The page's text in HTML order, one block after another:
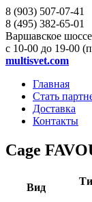
8 (903) 507-07-41
8 (495) 382-65-01
Варшавское
с 10-00 до 19-00
multisvet.com
Главная
Стать
Доставка
Контакты
Cage
Вид